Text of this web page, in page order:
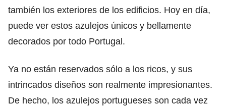
también los exteriores de los edificios. Hoy en día,
puede ver estos azulejos únicos y bellamente
decorados por todo Portugal.
Ya no están reservados sólo a los ricos, y sus
intrincados diseños son realmente impresionantes.
De hecho, los azulejos portugueses son cada vez